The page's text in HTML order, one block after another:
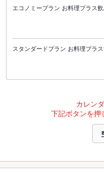
エコノミープラン お料理プラス
スタンダードプラン お料理プラ
カレン
下記ボタンを押